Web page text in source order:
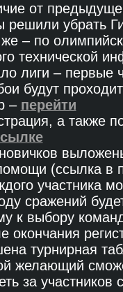
от
решили убрать
– по
технической
лиги – первые
будут
– перейти
а также
(ссылка в
участника
сражений
к выбору
окончания
турнирная
желающий
за участников